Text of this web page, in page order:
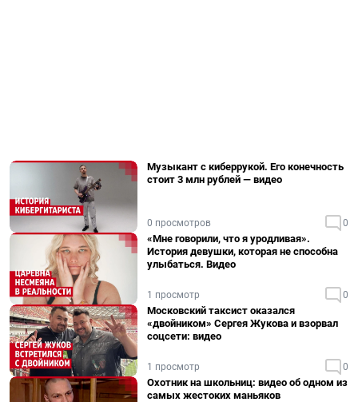
Музыкант с киберрукой. Его конечность
стоит 3 млн рублей — видео
0 просмотров 0
«Мне говорили, что я уродливая».
История девушки, которая не способна
улыбаться. Видео
1 просмотр 0
Московский таксист оказался
«двойником» Сергея Жукова и взорвал
соцсети: видео
1 просмотр 0
Охотник на школьниц: видео об одном из
самых жестоких маньяков